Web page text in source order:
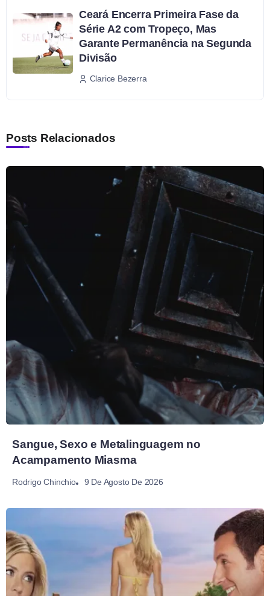
Ceará Encerra Primeira Fase da
Série A2 com Tropeço, Mas
Garante Permanência na Segunda
Divisão
Clarice Bezerra
Posts Relacionados
Sangue, Sexo e Metalinguagem no
Acampamento Miasma
Rodrigo Chinchio 9 De Agosto De 2026